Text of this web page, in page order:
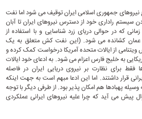
جمهوری اسلامی ایران توقیف می شود اما نفت
راداری خود از دسترس نیروهای ایران تا آبان
که در حوالی دریای زرد شناسایی و با استفاده از
عمان کشانده می شود. (این نفت کش متعلق به یک
از ایالات متحده آمریکا درخواست کمک کرده و
ناوگان آمریکایی به خلیج فارس اعزام می شود. به ادعای خود ایالات
فقط برای نظارت بر نیروی دریایی ایران در فاصله
ایرانی قرار داشتند. اما این ادعا مبهم است به جهت اینکه
پهبادها هم امکان پذیر بود. از طرفی دیگر با توجه
پیش می آید که چرا علیه نیروهای ایرانی عملکردی